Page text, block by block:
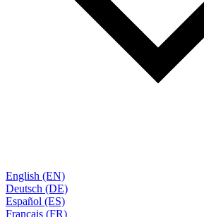
English (EN)
Deutsch (DE)
Español (ES)
Français (FR)